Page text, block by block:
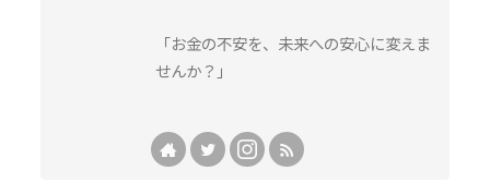
「お金の不安を、未来への安心に変えま
せんか？」